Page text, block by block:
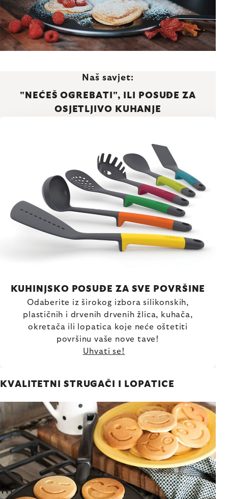
Naš savjet:
"NEĆEŠ OGREBATI", ILI POSUĐE ZA
OSJETLJIVO KUHANJE
KUHINJSKO POSUĐE ZA SVE POVRŠINE
Odaberite iz širokog izbora silikonskih,
plastičnih i drvenih drvenih žlica, kuhača,
okretača ili lopatica koje neće oštetiti
površinu vaše nove tave!
Uhvati se!
KVALITETNI STRUGAČI I LOPATICE